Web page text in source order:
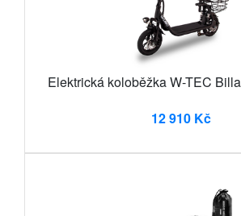
Elektrická koloběžka W-TEC
12 910 Kč